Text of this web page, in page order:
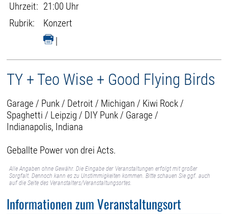
Uhrzeit: 21:00 Uhr
Rubrik:
Konzert
|
TY + Teo Wise + Good Flying Birds
Garage / Punk / Detroit / Michigan / Kiwi Rock /
Spaghetti / Leipzig / DIY Punk / Garage /
Indianapolis, Indiana
Geballte Power von drei Acts.
Alle Angaben ohne Gewähr. Die Eingabe der Veranstaltungen erfolgt mit großer
Sorgfalt. Dennoch kann es zu Unstimmigkeiten kommen. Bitte schauen Sie ggf. auch
auf die Seite des Veranstalters/Veranstaltungsortes.
Informationen zum Veranstaltungsort